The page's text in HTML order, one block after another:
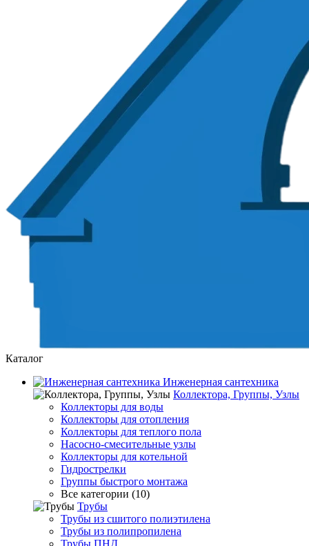
Каталог
Инженерная сантехника
Коллектора, Группы, Узлы
Коллекторы для воды
Коллекторы для отопления
Коллекторы для теплого пола
Насосно-смесительные узлы
Коллекторы для котельной
Гидрострелки
Группы быстрого монтажа
Все категории (10)
Трубы
Трубы из сшитого полиэтилена
Трубы из полипропилена
Трубы ПНД